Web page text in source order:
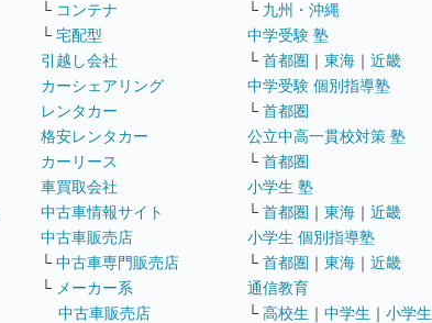
└ コンテナ
└ 宅配型
引越し会社
カーシェアリング
レンタカー
格安レンタカー
カーリース
車買取会社
中古車情報サイト
中古車販売店
└ 中古車専門販売店
└ メーカー系
中古車販売店
└ 九州・沖縄
中学受験 塾
└ 首都圏 ｜ 東海 ｜ 近畿
中学受験 個別指導塾
└ 首都圏
公立中高一貫校対策 塾
└ 首都圏
小学生 塾
└ 首都圏 ｜ 東海 ｜ 近畿
小学生 個別指導塾
└ 首都圏 ｜ 東海 ｜ 近畿
通信教育
└ 高校生 ｜ 中学生 ｜ 小学生